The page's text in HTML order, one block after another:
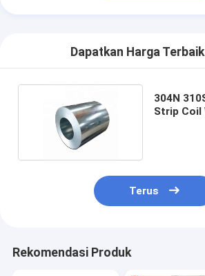
Dapatkan Harga
304N
Strip Coil
Terus
Rekomendasi Produk